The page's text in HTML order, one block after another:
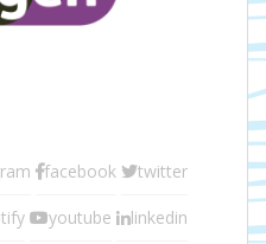
facebook twitter
youtube linkedin